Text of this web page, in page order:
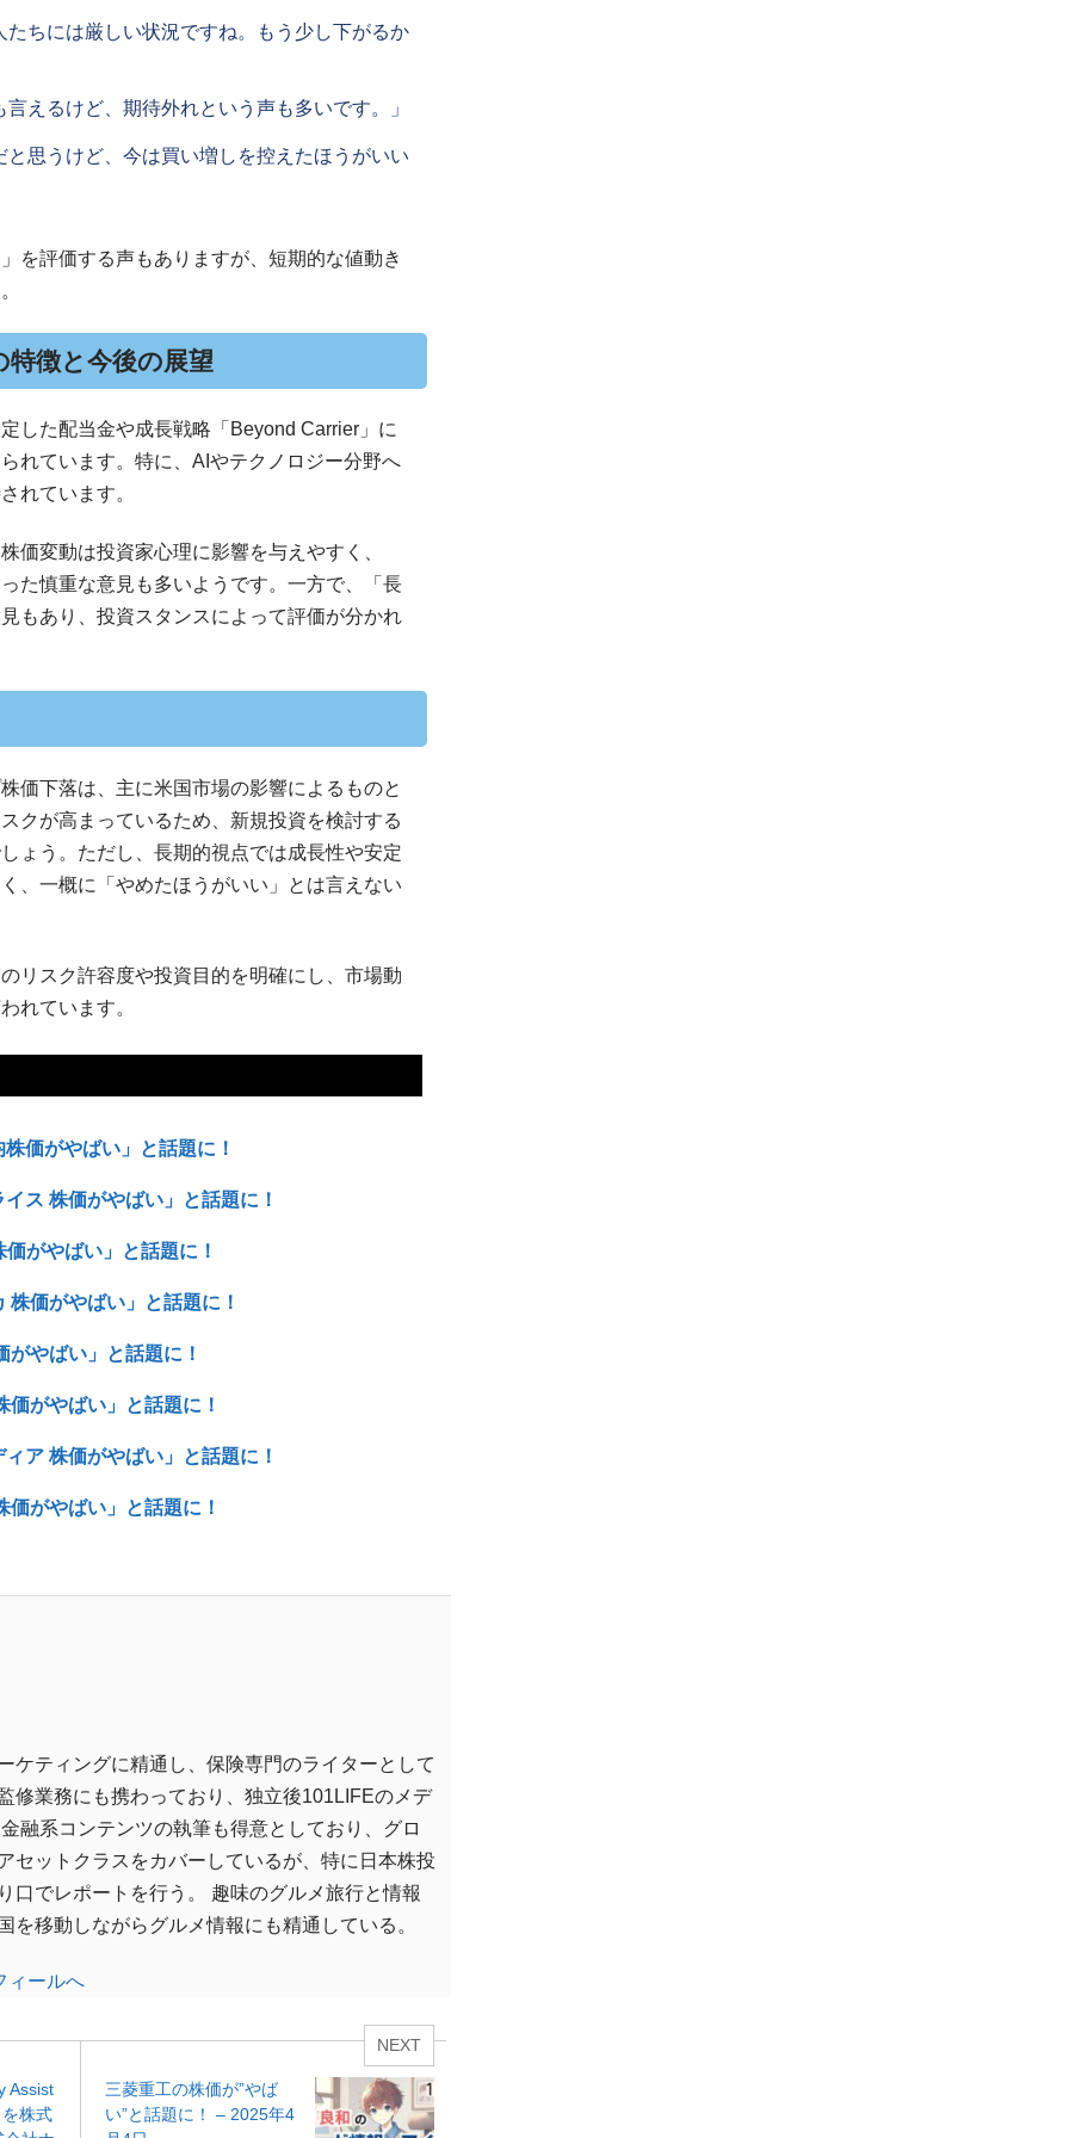
ちには厳しい状況ですね。もう少し下がるか
えるけど、期待外れという声も多いです。」
思うけど、今は買い増しを控えたほうがいい
を評価する声もありますが、短期的な値動き
徴と今後の展望
した配当金や成長戦略「Beyond Carrier」に
れています。特に、AIやテクノロジー分野へ
れています。
価変動は投資家心理に影響を与えやすく、
た慎重な意見も多いようです。一方で、「長
もあり、投資スタンスによって評価が分かれ
価下落は、主に米国市場の影響によるものと
クが高まっているため、新規投資を検討する
ょう。ただし、長期的視点では成長性や安定
、一概に「やめたほうがいい」とは言えない
リスク許容度や投資目的を明確にし、市場動
れています。
価がやばい」と話題に！
ス 株価がやばい」と話題に！
がやばい」と話題に！
価がやばい」と話題に！
やばい」と話題に！
がやばい」と話題に！
ア 株価がやばい」と話題に！
がやばい」と話題に！
ケティングに精通し、保険専門のライターとして
修業務にも携わっており、独立後101LIFEのメデ
融系コンテンツの執筆も得意としており、グロ
セットクラスをカバーしているが、特に日本株投
口でレポートを行う。 趣味のグルメ旅行と情報
を移動しながらグルメ情報にも精通している。
ィールへ
Assist
株式
NEXT
三菱重工の株価が”やば
い”と話題に！ – 2025年4